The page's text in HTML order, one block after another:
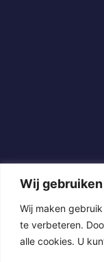
Wij
Wij maken
te verbeteren.
alle cookies. U